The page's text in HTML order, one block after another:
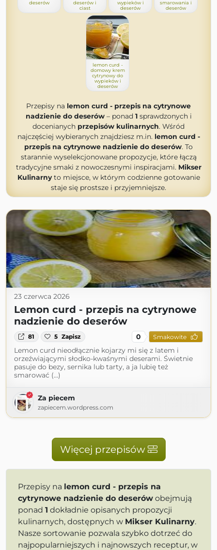
deserów
deserów i
ciast
wypieków i
deserów
smarowania i
deserów
lemon curd -
domowy krem
cytrynowy do
wypieków i
deserów
Przepisy na lemon curd - przepis na cytrynowe
nadzienie do deserów– ponad 1sprawdzonych i
docenianych przepisów kulinarnych. Wśród
najczęściej wybieranych znajdziesz m.in. lemon curd -
przepis na cytrynowe nadzienie do deserów. To
starannie wyselekcjonowane propozycje, które łączą
tradycyjne smaki z nowoczesnymi inspiracjami. Mikser
Kulinarnyto miejsce, w którym codzienne gotowanie
staje się prostsze i przyjemniejsze.
23 czerwca 2026
Lemon curd - przepis na cytrynowe
nadzienie do deserów
81 5 Zapisz 0 Smakowite
Lemon curd nieodłącznie kojarzy mi się z latem i
orzeźwiającymi słodko-kwaśnymi deserami. Świetnie
pasuje do bezy, sernika lub tarty, a ja lubię też
smarować (...)
Za piecem
zapiecem.wordpress.com
Więcej przepisów
Przepisy na lemon curd - przepis na
cytrynowe nadzienie do deserów obejmują
ponad 1 dokładnie opisanych propozycji
kulinarnych, dostępnych w Mikser Kulinarny.
Nasze sortowanie pozwala szybko dotrzeć do
najpopularniejszych i najnowszych receptur, w